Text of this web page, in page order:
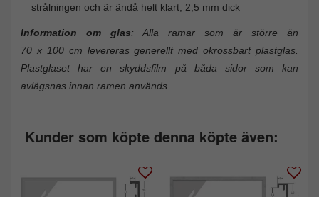
strålningen och är ändå helt klart, 2,5 mm dick
Information om glas: Alla ramar som är större än
70 x 100 cm levereras generellt med okrossbart plastglas.
Plastglaset har en skyddsfilm på båda sidor som kan
avlägsnas innan ramen används.
Kunder som köpte denna köpte även: